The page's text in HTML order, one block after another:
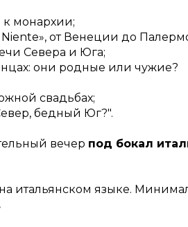
монархии;
от Венеции до
Севера и Юга;
они родные или чужие?
свадьбах;
бедный Юг?".
вечер под бокал
итальянском языке.